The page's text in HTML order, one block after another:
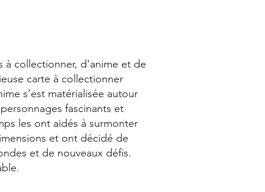
à collectionner, d'anime et de
carte à collectionner
s’est matérialisée autour
fascinants et
les ont aidés à surmonter
et ont décidé de
et de nouveaux défis.